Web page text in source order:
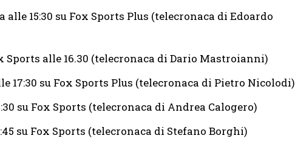
15:30 su Fox Sports Plus (telecronaca di Edoardo
alle 16.30 (telecronaca di Dario Mastroianni)
su Fox Sports Plus (telecronaca di Pietro Nicolodi)
su Fox Sports (telecronaca di Andrea Calogero)
su Fox Sports (telecronaca di Stefano Borghi)